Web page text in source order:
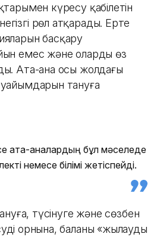
күресу қабілетін
рөл атқарады. Ерте
басқару
емес және оларды өз
Ата-ана осы жолдағы
тануға
ата-аналардың бұл мәселеде
немесе білімі жетіспейді.
түсінуге және сөзбен
орнына, баланы «жылауды